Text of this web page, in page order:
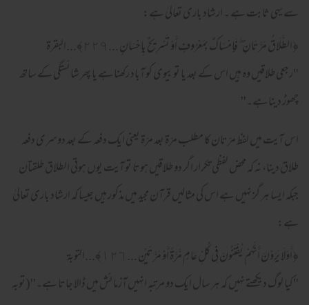
سے یہی ثابت ہے ۔ ارشاد باری تعالیٰ ہے:
﴿الطَّلَاقُ مَرَّتَانِ ۖ فَإِمْسَاكٌ بِمَعْرُوفٍ أَوْ تَسْرِيحٌ بِإِحْسَانٍ ... ٢٢٩﴾...البقرة
''رجعی طلاقیں وہ ہیں اس کے بعد یا تو بیوی کو آباد رکھنا ہے یا پھر شائستگی کے ساتھ
چھوڑ دینا ہے۔''
اس آیت میں لفظ مرّتان کا مطلب مرّة بعد مرّة یعنی ایک دفعہ کے بعد دوسری دفعہ
طلاق دینا، نہ کہ محض لفظی تکرار اگر دو طلاقیں ہوتا تو آیت یوں ہوتی الطلاق طلقتان
جبکہ ایسا ہر گز نہیں ہے اس کی مثالیں قرآن مجید میں مذکور ہیں جیسا کہ ارشاد باری تعالیٰ
ہے:
﴿أَوَلَا يَرَوْنَ أَنَّهُمْ يُفْتَنُونَ فِي كُلِّ عَامٍ مَّرَّةً أَوْ مَرَّتَيْنِ ... ١٢٦﴾...التوبة
''کیا لوگ دیکھتے نہیں کہ ہر سال ایک دو مرتبہ انہیں آزمائش میں ڈالا جاتا ہے۔''(توبہ